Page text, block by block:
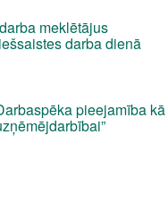
meklētājus
darba dienā
pieejamība kā